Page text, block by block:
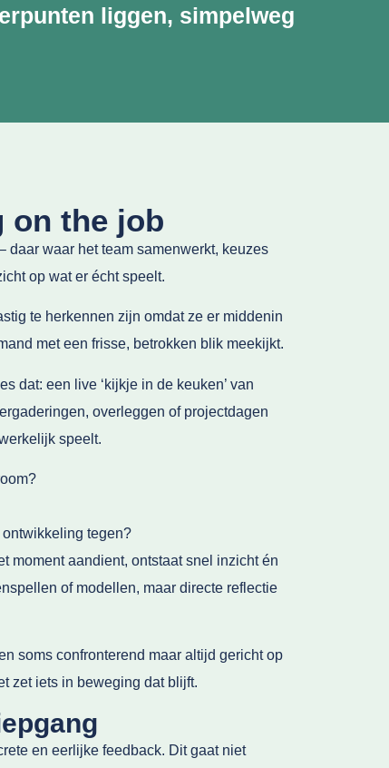
liggen, simpelweg
on the job
daar waar het team samenwerkt, keuzes
op wat er écht speelt.
te herkennen zijn omdat ze er middenin
met een frisse, betrokken blik meekijkt.
dat: een live ‘kijkje in de keuken’ van
overleggen of projectdagen
speelt.
tegen?
moment aandient, ontstaat snel inzicht én
of modellen, maar directe reflectie
soms confronterend maar altijd gericht op
zet iets in beweging dat blijft.
en eerlijke feedback. Dit gaat niet